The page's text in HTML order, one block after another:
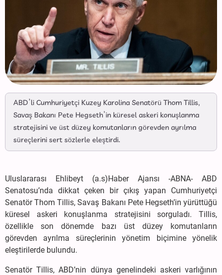
ABD’li Cumhuriyetçi Kuzey Karolina Senatörü Thom Tillis,
Savaş Bakanı Pete Hegseth’in küresel askeri konuşlanma
stratejisini ve üst düzey komutanların görevden ayrılma
süreçlerini sert sözlerle eleştirdi.
Uluslararası Ehlibeyt (a.s)Haber Ajansı -ABNA- ABD
Senatosu’nda dikkat çeken bir çıkış yapan Cumhuriyetçi
Senatör Thom Tillis, Savaş Bakanı Pete Hegseth’in yürüttüğü
küresel askeri konuşlanma stratejisini sorguladı. Tillis,
özellikle son dönemde bazı üst düzey komutanların
görevden ayrılma süreçlerinin yönetim biçimine yönelik
eleştirilerde bulundu.
Senatör Tillis, ABD’nin dünya genelindeki askeri varlığının